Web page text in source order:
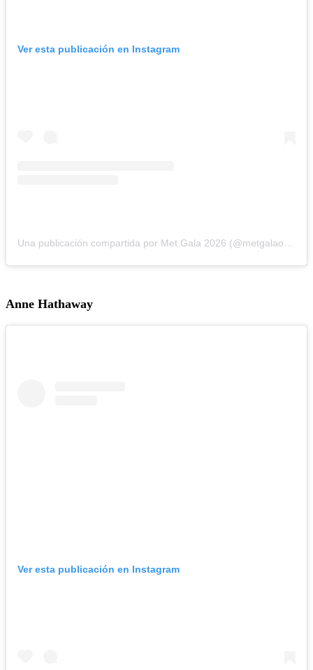
Ver esta publicación en Instagram
Una publicación compartida por Met Gala 2026 (@metgalaofficial_)
Anne Hathaway
Ver esta publicación en Instagram